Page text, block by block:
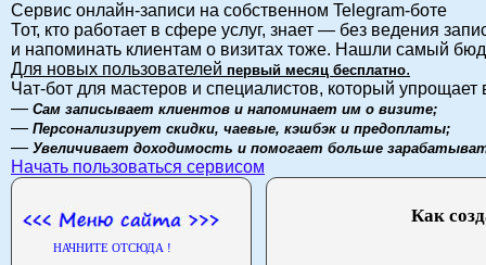
Сервис онлайн-записи на собственном Telegram-боте
Тот, кто работает в сфере услуг, знает — без ведения
и напоминать клиентам о визитах тоже. Нашли самый
Для новых пользователей первый месяц бесплатно.
Чат-бот для мастеров и специалистов, который упрощает
— Сам записывает клиентов и напоминает им о визите;
— Персонализирует скидки, чаевые, кэшбэк и предоплаты;
— Увеличивает доходимость и помогает больше
Начать пользоваться сервисом
НАЧНИТЕ ОТСЮДА !
Как